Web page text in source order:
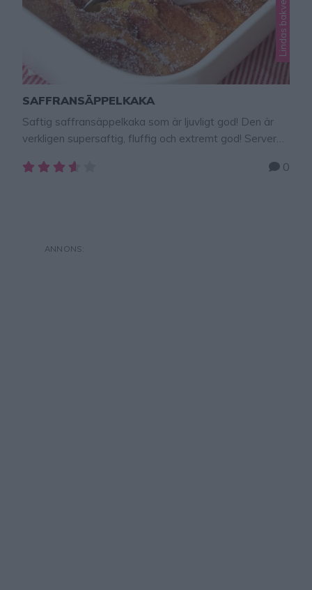
SAFFRANSÄPPELKAKA
Saftig saffransäppelkaka som är ljuvligt god! Den är
verkligen supersaftig, fluffig och extremt god! Servera
är som en sockerkaka. Tips! Gör en drömgod hemgjord0